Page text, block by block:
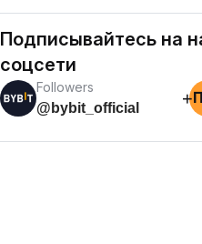
Подписывайтесь на
соцсети
Followers
@bybit_official
+